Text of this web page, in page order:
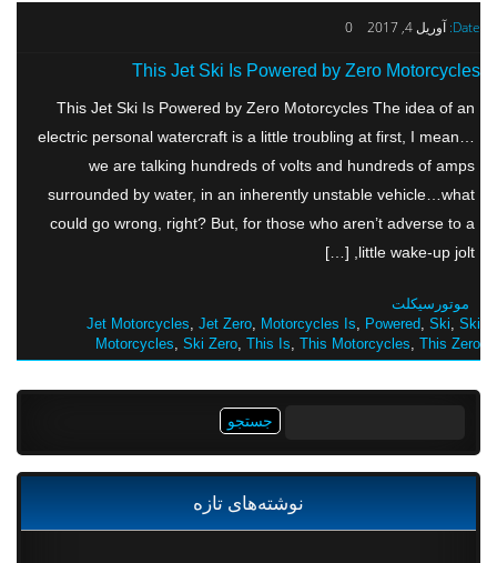
Date: آوریل 4, 2017 0
This Jet Ski Is Powered by Zero Motorcycles
This Jet Ski Is Powered by Zero Motorcycles The idea of an
electric personal watercraft is a little troubling at first, I mean…
we are talking hundreds of volts and hundreds of amps
surrounded by water, in an inherently unstable vehicle…what
could go wrong, right? But, for those who aren’t adverse to a
little wake-up jolt, […]
موتورسیکلت
Jet Motorcycles,Jet Zero,Motorcycles Is,Powered,Ski,Ski
Motorcycles,Ski Zero,This Is,This Motorcycles,This Zero
نوشته‌های تازه